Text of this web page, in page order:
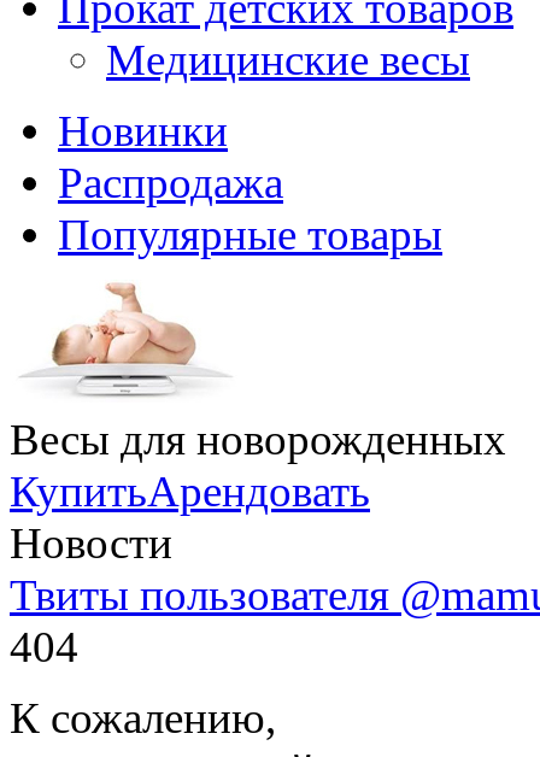
Медицинские весы
Новинки
Распродажа
Популярные товары
Весы для новорожденных
КупитьАрендовать
Новости
Твиты пользователя
404
К сожалению,